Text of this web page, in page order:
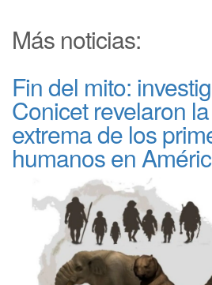
Más noticias:
Fin del mito:
Conicet revelaron
extrema de los
humanos en